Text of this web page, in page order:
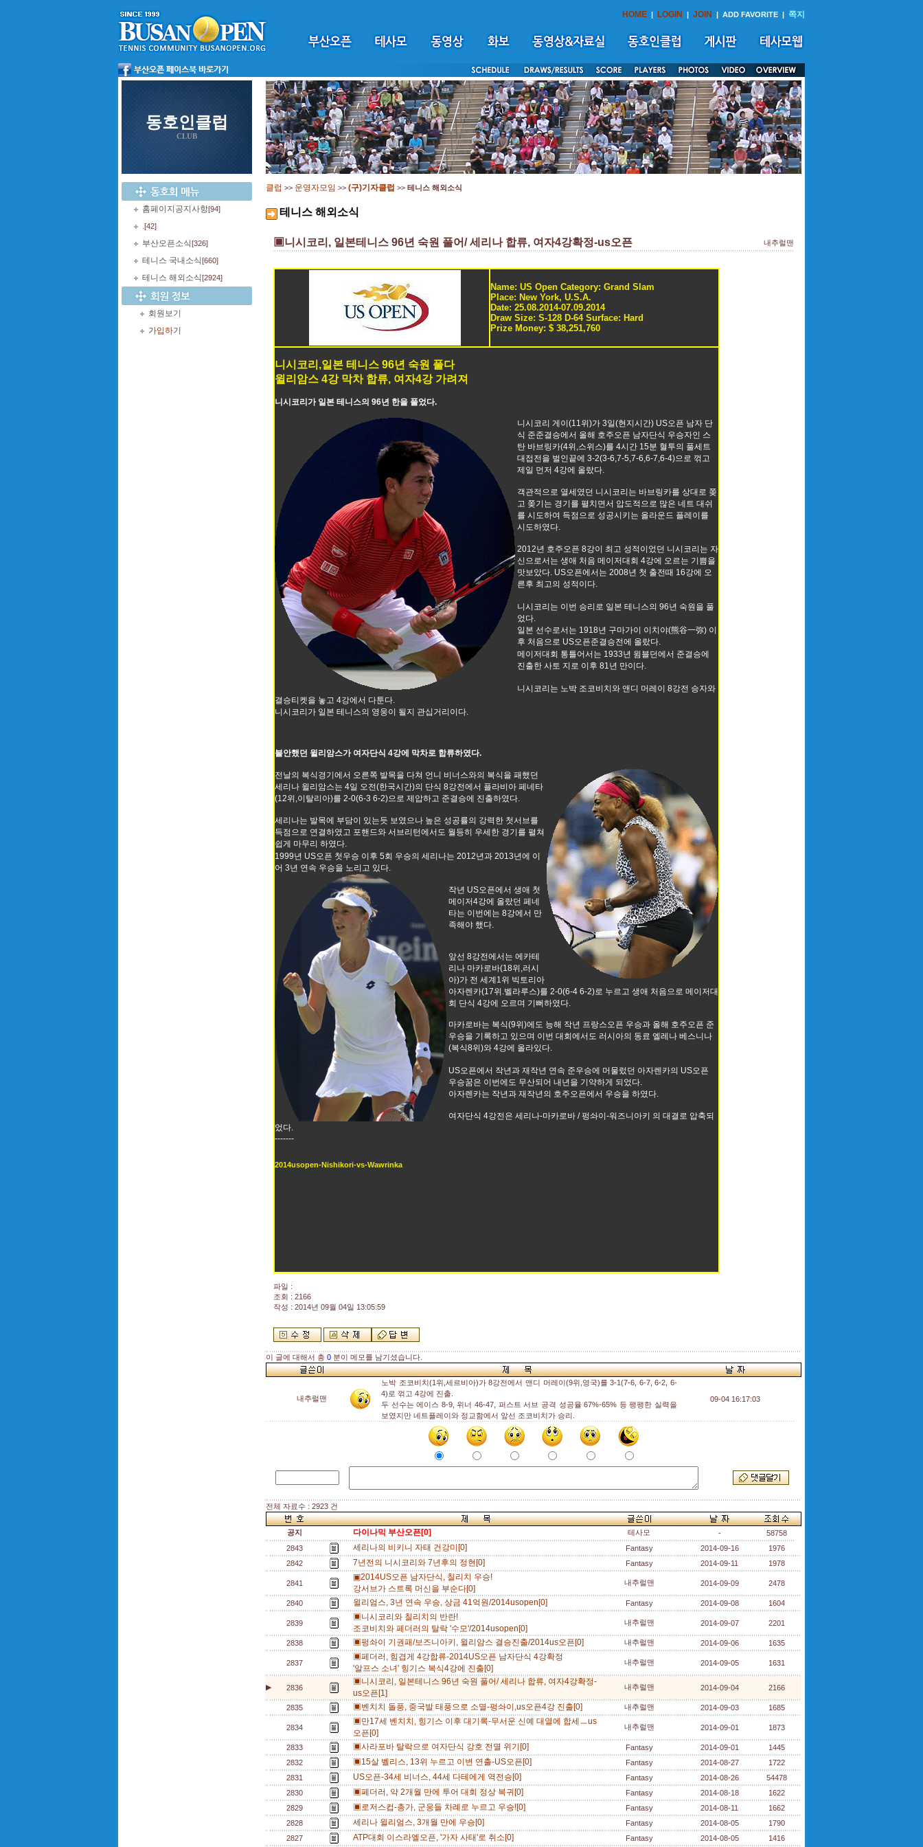
HOME | LOGIN | JOIN | ADD FAVORITE | 쪽지
동호인클럽
CLUB
홈페이지공지사항[94]
.[42]
부산오픈소식[326]
테니스 국내소식[660]
테니스 해외소식[2924]
회원보기
가입하기
클럽 >> 운영자모임 >> (구)기자클럽 >> 테니스 해외소식
테니스 해외소식
▣니시코리, 일본테니스 96년 숙원 풀어/ 세리나 합류, 여자4강확정-us오픈 내추럴맨
Name: US Open Category: Grand Slam
Place: New York, U.S.A.
Date: 25.08.2014-07.09.2014
Draw Size: S-128 D-64 Surface: Hard
Prize Money: $ 38,251,760
니시코리,일본 테니스 96년 숙원 풀다
윌리암스 4강 막차 합류, 여자4강 가려져
니시코리가 일본 테니스의 96년 한을 풀었다.
니시코리 게이(11위)가 3일(현지시간) US오픈 남자 단
식 준준결승에서 올해 호주오픈 남자단식 우승자인 스
탄 바브링카(4위,스위스)를 4시간 15분 혈투의 풀세트
대접전을 벌인끝에 3-2(3-6,7-5,7-6,6-7,6-4)으로 꺾고
제일 먼저 4강에 올랐다.
객관적으로 열세였던 니시코리는 바브링카를 상대로 쫒
고 쫒기는 경기를 펼치면서 압도적으로 많은 네트 대쉬
를 시도하여 득점으로 성공시키는 올라운드 플레이를
시도하였다.
2012년 호주오픈 8강이 최고 성적이었던 니시코리는 자
신으로서는 생애 처음 메이저대회 4강에 오르는 기쁨을
맛보았다. US오픈에서는 2008년 첫 출전때 16강에 오
른후 최고의 성적이다.
니시코리는 이번 승리로 일본 테니스의 96년 숙원을 풀
었다.
일본 선수로서는 1918년 구마가이 이치야(熊谷一弥) 이
후 처음으로 US오픈준결승전에 올랐다.
메이저대회 통틀어서는 1933년 윔블던에서 준결승에
진출한 사토 지로 이후 81년 만이다.
니시코리는 노박 조코비치와 앤디 머레이 8강전 승자와
결승티켓을 놓고 4강에서 다툰다.
니시코리가 일본 테니스의 영웅이 될지 관십거리이다.
불안했던 윌리암스가 여자단식 4강에 막차로 합류하였다.
전날의 복식경기에서 오른쪽 발목을 다쳐 언니 비너스와의 복식을 패했던
세리나 윌리암스는 4일 오전(한국시간)의 단식 8강전에서 플라비아 페네타
(12위,이탈리아)를 2-0(6-3 6-2)으로 제압하고 준결승에 진출하였다.
세리나는 발목에 부담이 있는듯 보였으나 높은 성공률의 강력한 첫서브를
득점으로 연결하였고 포핸드와 서브리턴에서도 월등히 우세한 경기를 펼쳐
쉽게 마무리 하였다.
1999년 US오픈 첫우승 이후 5회 우승의 세리나는 2012년과 2013년에 이
어 3년 연속 우승을 노리고 있다.
작년 US오픈에서 생애 첫
메이저4강에 올랐던 페네
타는 이번에는 8강에서 만
족해야 했다.
앞선 8강전에서는 에카테
리나 마카로바(18위,러시
아)가 전 세계1위 빅토리아
아자렌카(17위.벨라루스)를 2-0(6-4 6-2)로 누르고 생애 처음으로 메이저대
회 단식 4강에 오르며 기뻐하였다.
마카로바는 복식(9위)에도 능해 작년 프랑스오픈 우승과 올해 호주오픈 준
우승을 기록하고 있으며 이번 대회에서도 러시아의 동료 엘레나 베스니나
(복식8위)와 4강에 올라있다.
US오픈에서 작년과 재작년 연속 준우승에 머물렀던 아자렌카의 US오픈
우승꿈은 이번에도 무산되어 내년을 기약하게 되었다.
아자렌카는 작년과 재작년의 호주오픈에서 우승을 하였다.
여자단식 4강전은 세리나-마카로바 / 펑솨이-워즈니아키 의 대결로 압축되
었다.
-------
2014usopen-Nishikori-vs-Wawrinka
파일 :
조회 : 2166
작성 : 2014년 09월 04일 13:05:59
이 글에 대해서 총 0 분이 메모를 남기셨습니다.
내추럴맨
노박 조코비치(1위,세르비아)가 8강전에서 앤디 머레이(9위,영국)를 3-1(7-6, 6-7, 6-2, 6-
4)로 꺾고 4강에 진출.
두 선수는 에이스 8-9, 위너 46-47, 퍼스트 서브 공격 성공율 67%-65% 등 팽팽한 실력을
보였지만 네트플레이와 정교함에서 앞선 조코비치가 승리.
09-04 16:17:03
전체 자료수 : 2923 건
공지 다이나믹 부산오픈[0] 테사모 -
58758
2843
세리나의 비키니 자태 건강미[0] Fantasy 2014-09-16
1976
2842
7년전의 니시코리와 7년후의 정현[0] Fantasy 2014-09-11 1978
2841
▣2014US오픈 남자단식, 칠리치 우승!
강서브가 스트록 머신을 부순다[0]
내추럴맨 2014-09-09 2478
2840 윌리엄스, 3년 연속 우승, 상금 41억원/2014usopen[0] Fantasy 2014-09-08 1604
2839
▣니시코리와 칠리치의 반란!
조코비치와 페더러의 탈락 '수모'/2014usopen[0]
내추럴맨 2014-09-07 2201
2838 ▣펑솨이 기권패/보즈니아키, 윌리암스 결승진출/2014us오픈[0] 내추럴맨 2014-09-06 1635
2837
▣페더러, 힘겹게 4강합류-2014US오픈 남자단식 4강확정
'알프스 소녀' 힝기스 복식4강에 진출[0]
내추럴맨 2014-09-05 1631
▶ 2836
▣니시코리, 일본테니스 96년 숙원 풀어/ 세리나 합류, 여자4강확정-
us오픈[1]
내추럴맨 2014-09-04 2166
2835 ▣벤치치 돌풍, 중국발 태풍으로 소멸-펑솨이,us오픈4강 진출[0] 내추럴맨 2014-09-03 1685
2834
▣만17세 벤치치, 힝기스 이후 대기록-무서운 신예 대열에 합세ㅡus
오픈[0]
내추럴맨 2014-09-01 1873
2833 ▣사라포바 탈락으로 여자단식 강호 전멸 위기[0] Fantasy 2014-09-01
1445
2832
▣15살 벨리스, 13위 누르고 이변 연출-US오픈[0] Fantasy 2014-08-27
1722
2831
US오픈-34세 비너스, 44세 다테에게 역전승[0] Fantasy 2014-08-26
54478
2830
▣페더러, 약 2개월 만에 투어 대회 정상 복귀[0] Fantasy 2014-08-18
1622
2829
▣로저스컵-총가, 군웅들 차례로 누르고 우승![0] Fantasy 2014-08-11
1662
2828
세리나 윌리엄스, 3개월 만에 우승[0] Fantasy 2014-08-05
1790
2827
ATP대회 이스라엘오픈, '가자 사태'로 취소[0] Fantasy 2014-08-05 1416